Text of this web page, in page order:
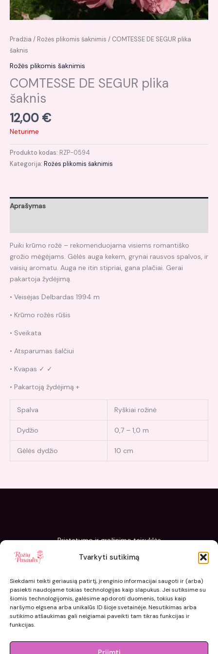
Tvarkyti sutikimą
Siekdami teikti geriausią patirtį, įrenginio informacijai saugoti ir (arba)
pasiekti naudojame tokias technologijas kaip slapukus. Jei sutiksime su
šiomis technologijomis, galėsime apdoroti duomenis, tokius kaip
naršymo elgsena arba unikalūs ID šioje svetainėje. Nesutikimas arba
sutikimo atšaukimas gali neigiamai paveikti tam tikras funkcijas ir
funkcijas.
Pradžia / Rožės plikomis šaknimis / COMTESSE DE SEGUR plika
šaknis
Rožės plikomis šaknimis
COMTESSE DE SEGUR plika
šaknis
12,00 €
Neturime
Produkto kodas: RZP-0594
Kategorija: Rožės plikomis šaknimis
Aprašymas
Puiki krūmo rožė – rekomenduojama visiems romantiško
grožio mėgėjams. Gėlės auga kekem, grynai rausvos spalvos, ir
vaisių aromatu. Auga ne itin stipriai, gana plačiai. Gerai
pakartoja žydėjimą.
• Veisėjas Delbardas 1994 m
• Krūmo rožės rūšis
• Sveikata
• Atsparumas šalčiui
• Kvapas ✓ ✓
• Pakartoją žydėjimą +
Spalva Ryškiai rožinė
Dydžio 0,7 – 1,0 m
Gėlės dydžio 10 cm
Pristatymo ir grąžinimo taisyklės
Slapukų politika